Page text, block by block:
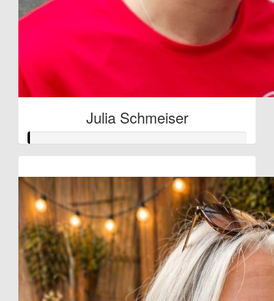
Julia Schmeiser